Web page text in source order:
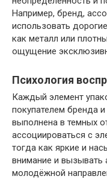
Например, бренд,
использовать
как металл или
ощущение
Психология
Каждый элемент
покупателем бренда
выполнена в темных
ассоциироваться с
тогда как яркие и
внимание и вызывать
молодёжной